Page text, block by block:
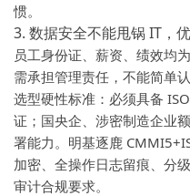
惯。
3. 数据安全不能甩锅 IT，
员工身份证、薪资、绩效均
需承担管理责任，不能简单
选型硬性标准：必须具备
证；国央企、涉密制造企业
署能力。明基逐鹿
加密、全操作日志留痕、分
审计合规要求。